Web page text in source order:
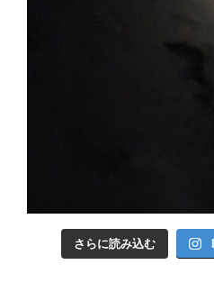
さらに読み込む